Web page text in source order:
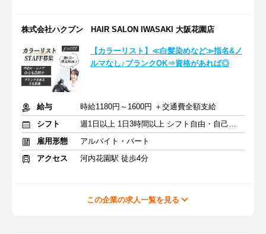
株式会社ハクブン HAIR SALON IWASAKI 大阪花園店
【カラーリスト】≪白髪染めなど≫指名&ノ
ルマなし♪ブランクOK⇒資格があれば◎
給与
時給1180円～1600円 ＋交通費全額支給
シフト
週1日以上 1日3時間以上 シフト自由・自己申告
雇用形態
アルバイト・パート
アクセス
河内花園駅 徒歩4分
この企業の求人一覧を見る